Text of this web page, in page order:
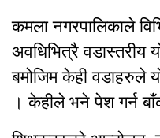
कमला नगरपालिकाले
अवधिभित्रै वडास्तरीय
बमोजिम केही वडाहरुले
। केहीले भने पेश गर्न